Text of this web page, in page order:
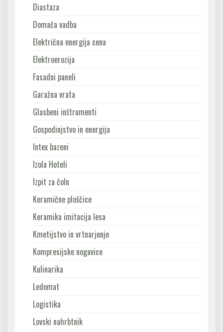
Diastaza
Domača vadba
Električna energija cena
Elektroerozija
Fasadni paneli
Garažna vrata
Glasbeni inštrumenti
Gospodinjstvo in energija
Intex bazeni
Izola Hoteli
Izpit za čoln
Keramične ploščice
Keramika imitacija lesa
Kmetijstvo in vrtnarjenje
Kompresijske nogavice
Kulinarika
Ledomat
Logistika
Lovski nahrbtnik